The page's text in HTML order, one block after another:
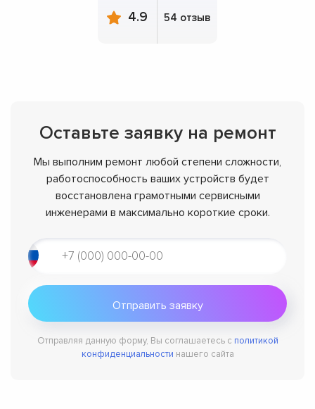
4.9 54 отзыв
Оставьте заявку на ремонт
Мы выполним ремонт любой степени сложности,
работоспособность ваших устройств будет
восстановлена грамотными сервисными
инженерами в максимально короткие сроки.
Отправляя данную форму, Вы соглашаетесь с политикой
конфиденциальности нашего сайта